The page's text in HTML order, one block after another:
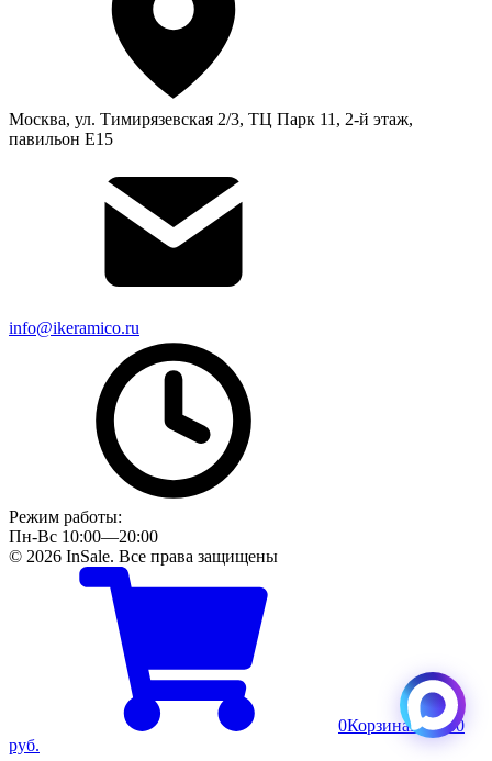
Москва, ул. Тимирязевская 2/3, ТЦ Парк 11, 2-й этаж,
павильон Е15
info@ikeramico.ru
Режим работы:
Пн-Вс 10:00—20:00
© 2026 InSale. Все права защищены
0КорзинаПусто0
руб.